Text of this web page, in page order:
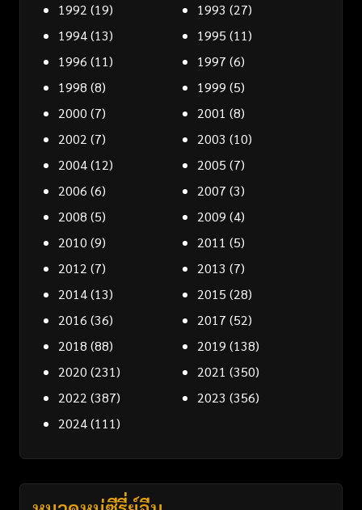
1992 (19) 1993 (27)
1994(13) 1995 (11)
1996 (11) 1997 (6)
1998 (8) 1999 (5)
2000 (7) 2001 (8)
2002 (7) 2003 (10)
2004(12) 2005 (7)
2006 (6) 2007 (3)
2008 (5) 2009 (4)
2010 (9) 2011 (5)
2012 (7) 2013 (7)
2014(13) 2015 (28)
2016 (36) 2017 (52)
2018 (88) 2019 (138)
2020 (231) 2021 (350)
2022 (387) 2023 (356)
2024(111)